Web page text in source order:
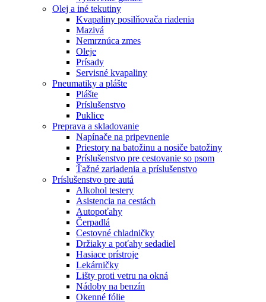
Olej a iné tekutiny
Kvapaliny posilňovača riadenia
Mazivá
Nemrznúca zmes
Oleje
Prísady
Servisné kvapaliny
Pneumatiky a plášte
Plášte
Príslušenstvo
Puklice
Preprava a skladovanie
Napínače na pripevnenie
Priestory na batožinu a nosiče batožiny
Príslušenstvo pre cestovanie so psom
Ťažné zariadenia a príslušenstvo
Príslušenstvo pre autá
Alkohol testery
Asistencia na cestách
Autopoťahy
Čerpadlá
Cestovné chladničky
Držiaky a poťahy sedadiel
Hasiace prístroje
Lekárničky
Lišty proti vetru na okná
Nádoby na benzín
Okenné fólie